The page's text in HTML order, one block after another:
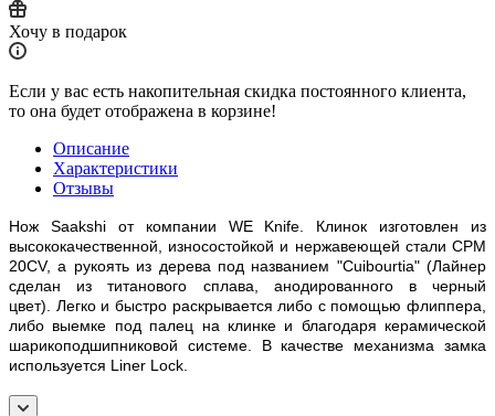
Хочу в подарок
Если у вас есть накопительная скидка постоянного клиента,
то она будет отображена в корзине!
Описание
Характеристики
Отзывы
Нож Saakshi от компании WE Knife. Клинок изготовлен из
высококачественной, износостойкой и нержавеющей стали CPM
20CV, а рукоять из дерева под названием "Cuibourtia" (Лайнер
сделан из титанового сплава, анодированного в черный
цвет). Легко и быстро раскрывается либо с помощью флиппера,
либо выемке под палец на клинке и благодаря керамической
шарикоподшипниковой системе. В качестве механизма замка
используется Liner Lock.